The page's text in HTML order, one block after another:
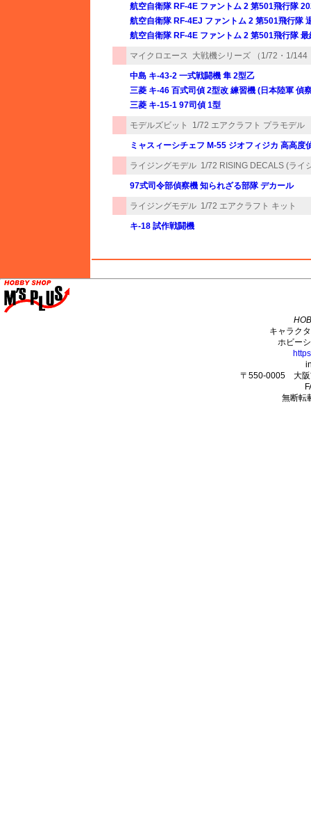
航空自衛隊 RF-4E ファントム 2 第501飛行隊
航空自衛隊 RF-4EJ ファントム 2 第501飛行隊
航空自衛隊 RF-4E ファントム 2 第501飛行隊
マイクロエース 大戦機シリーズ （1/72・1/144
中島 キ-43-2 一式戦闘機 隼 2型乙
三菱 キ-46 百式司偵 2型改 練習機 (日本陸軍 偵
三菱 キ-15-1 97司偵 1型
モデルズビット 1/72 エアクラフト プラモデル
ミャスィーシチェフ M-55 ジオフィジカ 高高度
ライジングモデル 1/72 RISING DECALS (ライ
97式司令部偵察機 知られざる部隊 デカール
ライジングモデル 1/72 エアクラフト キット
キ-18 試作戦闘機
キャラク
ホビー
〒550-0005 大阪
無断転